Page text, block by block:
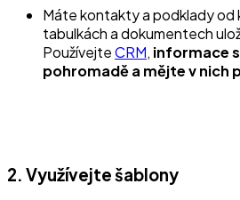
Máte kontakty a podklady od
tabulkách a dokumentech
PoužívejteCRM, informace
pohromadě a mějte v nich
2. Využívejte šablony